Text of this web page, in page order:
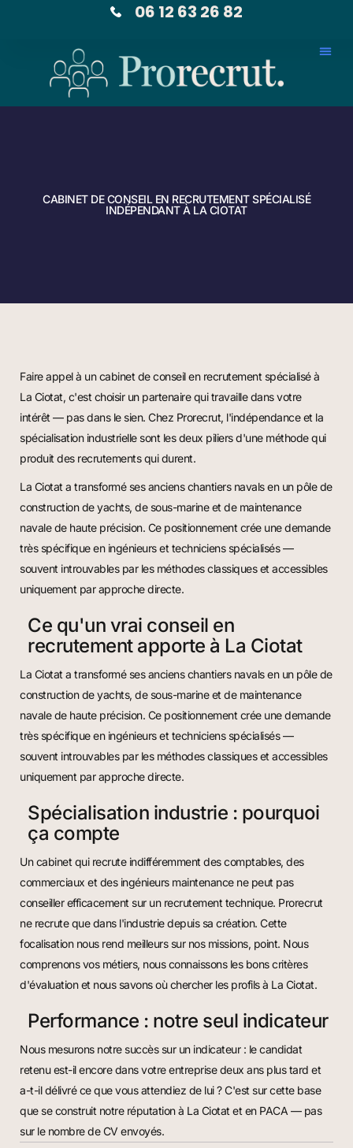
06 12 63 26 82
CABINET DE CONSEIL EN RECRUTEMENT SPÉCIALISÉ
INDÉPENDANT À LA CIOTAT
Faire appel à un cabinet de conseil en recrutement spécialisé à
La Ciotat, c'est choisir un partenaire qui travaille dans votre
intérêt — pas dans le sien. Chez Prorecrut, l'indépendance et la
spécialisation industrielle sont les deux piliers d'une méthode qui
produit des recrutements qui durent.
La Ciotat a transformé ses anciens chantiers navals en un pôle de
construction de yachts, de sous-marine et de maintenance
navale de haute précision. Ce positionnement crée une demande
très spécifique en ingénieurs et techniciens spécialisés —
souvent introuvables par les méthodes classiques et accessibles
uniquement par approche directe.
Ce qu'un vrai conseil en
recrutement apporte à La Ciotat
La Ciotat a transformé ses anciens chantiers navals en un pôle de
construction de yachts, de sous-marine et de maintenance
navale de haute précision. Ce positionnement crée une demande
très spécifique en ingénieurs et techniciens spécialisés —
souvent introuvables par les méthodes classiques et accessibles
uniquement par approche directe.
Spécialisation industrie : pourquoi
ça compte
Un cabinet qui recrute indifféremment des comptables, des
commerciaux et des ingénieurs maintenance ne peut pas
conseiller efficacement sur un recrutement technique. Prorecrut
ne recrute que dans l'industrie depuis sa création. Cette
focalisation nous rend meilleurs sur nos missions, point. Nous
comprenons vos métiers, nous connaissons les bons critères
d'évaluation et nous savons où chercher les profils à La Ciotat.
Performance : notre seul indicateur
Nous mesurons notre succès sur un indicateur : le candidat
retenu est-il encore dans votre entreprise deux ans plus tard et
a-t-il délivré ce que vous attendiez de lui ? C'est sur cette base
que se construit notre réputation à La Ciotat et en PACA — pas
sur le nombre de CV envoyés.